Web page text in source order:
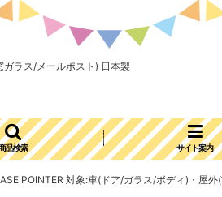
ガラス/メールポスト) 日本製
品検索 サイト案内
POINTER 対象:車(ドア/ガラス/ボディ)・屋